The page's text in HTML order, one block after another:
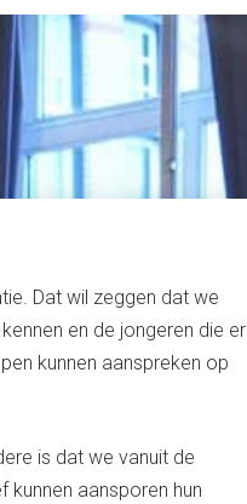
Dat wil zeggen dat we
en de jongeren die er
kunnen aanspreken op
is dat we vanuit de
aansporen hun